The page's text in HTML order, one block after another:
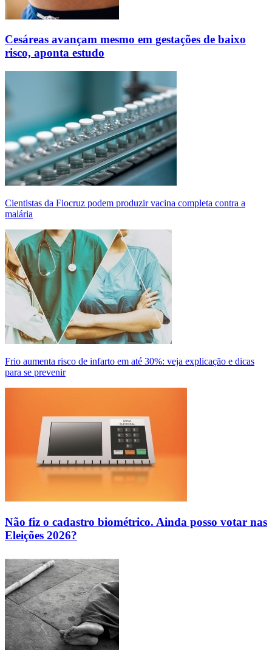
Cesáreas avançam mesmo em gestações de baixo
risco, aponta estudo
Cientistas da Fiocruz podem produzir vacina completa contra a
malária
Frio aumenta risco de infarto em até 30%: veja explicação e dicas
para se prevenir
Não fiz o cadastro biométrico. Ainda posso votar nas
Eleições 2026?